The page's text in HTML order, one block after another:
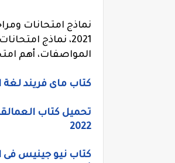
نماذج امتحانات
المواصفات، أهم
كتاب ماى فريند لغة انجليزية للصف
تحميل كتاب
2022